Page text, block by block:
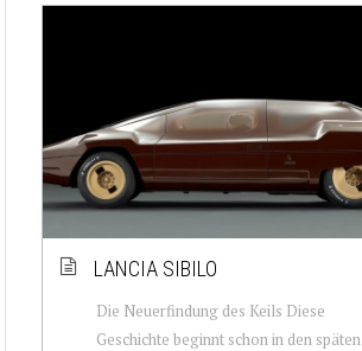
LANCIA SIBILO
Die Neuerfindung des Keils Diese
Geschichte beginnt schon in den späten